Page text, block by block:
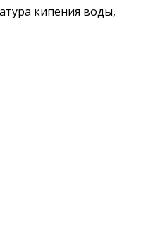
кипения воды,